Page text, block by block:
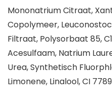
Mononatrium Citraat,
Copolymeer,
Filtraat, Polysorbaat 85,
Acesulfaam, Natrium
Urea, Synthetisch
Limonene, Linalool, CI